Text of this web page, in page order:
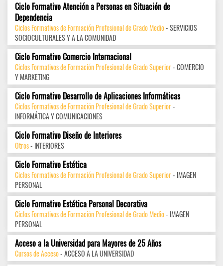
Ciclo Formativo Atención a Personas en Situación de
Dependencia
Ciclos Formativos de Formación Profesional de Grado Medio- SERVICIOS
SOCIOCULTURALES Y A LA COMUNIDAD
Ciclo Formativo Comercio Internacional
Ciclos Formativos de Formación Profesional de Grado Superior- COMERCIO
Y MARKETING
Ciclo Formativo Desarrollo de Aplicaciones Informáticas
Ciclos Formativos de Formación Profesional de Grado Superior-
INFORMÁTICA Y COMUNICACIONES
Ciclo Formativo Diseño de Interiores
Otros- INTERIORES
Ciclo Formativo Estética
Ciclos Formativos de Formación Profesional de Grado Superior- IMAGEN
PERSONAL
Ciclo Formativo Estética Personal Decorativa
Ciclos Formativos de Formación Profesional de Grado Medio- IMAGEN
PERSONAL
Acceso a la Universidad para Mayores de 25 Años
Cursos de Acceso- ACCESO A LA UNIVERSIDAD